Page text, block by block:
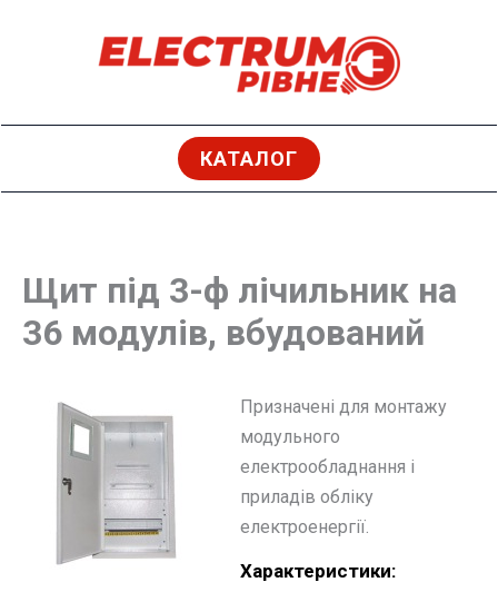
КАТАЛОГ
Щит під 3-ф лічильник на
36 модулів, вбудований
Призначені для монтажу
модульного
електрообладнання і
приладів обліку
електроенергії.
Характеристики: